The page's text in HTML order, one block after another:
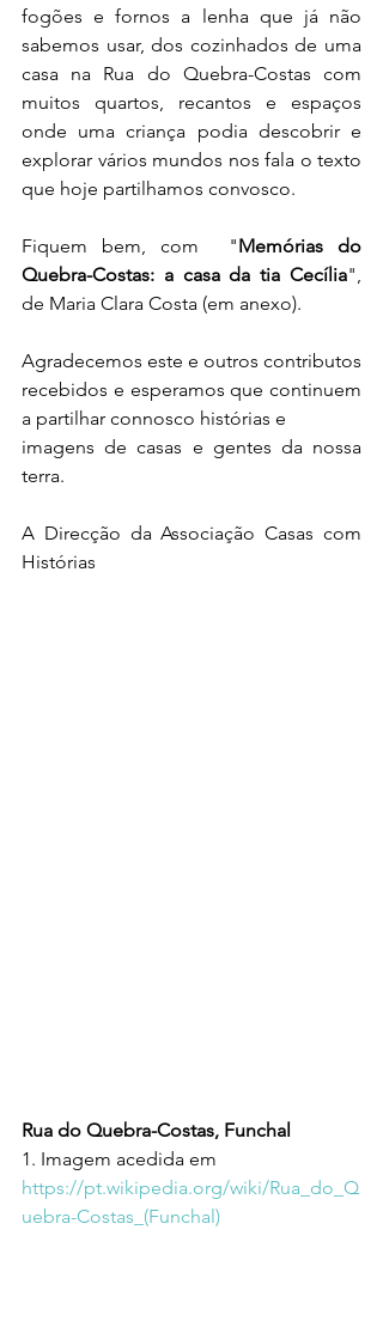
fogões e fornos a lenha que já não
sabemos usar, dos cozinhados de uma
casa na Rua do Quebra-Costas com
muitos quartos, recantos e espaços
onde uma criança podia descobrir e
explorar vários mundos nos fala o texto
que hoje partilhamos convosco.
Fiquem bem, com  "Memórias do
Quebra-Costas: a casa da tia Cecília",
de Maria Clara Costa (em anexo).
Agradecemos este e outros contributos
recebidos e esperamos que continuem
a partilhar connosco histórias e
imagens de casas e gentes da nossa
terra.
A Direcção da Associação Casas com
Histórias
Rua do Quebra-Costas, Funchal
1. Imagem acedida em
https://pt.wikipedia.org/wiki/Rua_do_Q
uebra-Costas_(Funchal)